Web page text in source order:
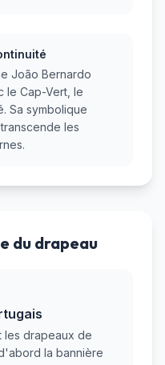
João Bernardo
le Cap-Vert, le
Sa symbolique
les
du drapeau
les drapeaux de
la bannière